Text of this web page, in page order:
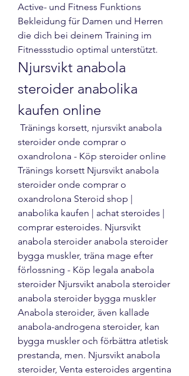
Active- und Fitness Funktions
Bekleidung für Damen und Herren
die dich bei deinem Training im
Fitnessstudio optimal unterstützt.
Njursvikt anabola
steroider anabolika
kaufen online
steroider onde comprar o
oxandrolona - Köp steroider online
Tränings korsett Njursvikt anabola
steroider onde comprar o
oxandrolona Steroid shop |
anabolika kaufen | achat steroides |
comprar esteroides. Njursvikt
anabola steroider anabola steroider
bygga muskler, träna mage efter
förlossning - Köp legala anabola
steroider Njursvikt anabola steroider
anabola steroider bygga muskler
Anabola steroider, även kallade
anabola-androgena steroider, kan
bygga muskler och förbättra atletisk
prestanda, men. Njursvikt anabola
steroider, Venta esteroides argentina